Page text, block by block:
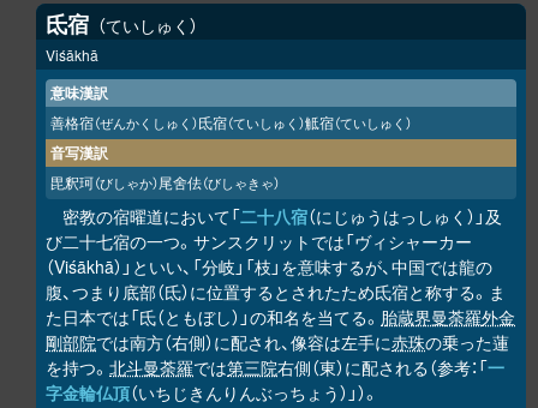
氐宿 ていしゅく
Viśākhā
意味漢訳
善格宿（ぜんかくしゅく）氐宿（ていしゅく）觝宿（ていしゅく）
音写漢訳
毘釈珂（びしゃか）尾舍佉（びしゃきゃ）
密教の宿曜道において「二十八宿（にじゅうはっしゅく）」及
び二十七宿の一つ。サンスクリットでは「ヴィシャーカー
（Viśākhā）」といい、「分岐」「枝」を意味するが、中国では龍の
腹、つまり底部（氐）に位置するとされたため氐宿と称する。ま
た日本では「氐（ともぼし）」の和名を当てる。 胎蔵界曼荼羅外金
剛部院では南方（右側）に配され、像容は左手に赤珠の乗った蓮
を持つ。 北斗曼荼羅では第三院右側（東）に配される（参考：「一
字金輪仏頂（いちじきんりんぶっちょう）」）。